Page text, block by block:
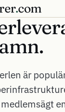
rer.com
är